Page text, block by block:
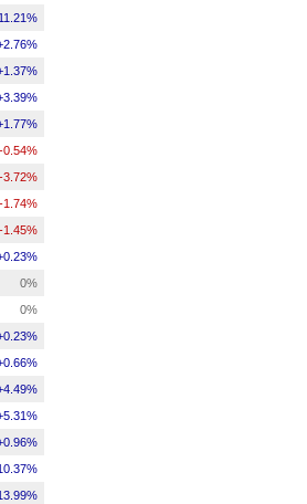
2.76%
1.37%
3.39%
1.77%
-0.54%
-3.72%
-1.74%
-1.45%
0.23%
0%
0%
0.23%
0.66%
4.49%
5.31%
0.96%